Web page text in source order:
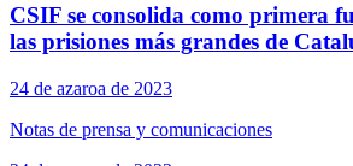
CSIF se consolida como primera
las prisiones más grandes de
24 de azaroa de 2023
Notas de prensa y comunicaciones